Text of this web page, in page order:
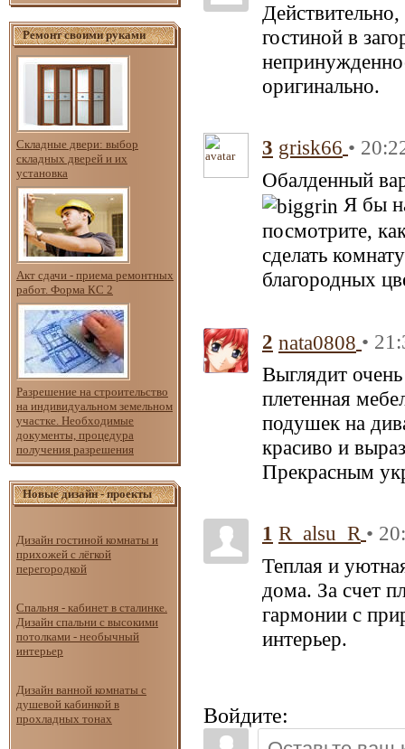
Ремонт своими руками
Складные двери: выбор
складных дверей и их
установка
Акт сдачи - приема ремонтных
работ. Форма КС 2
Разрешение на строительство
на индивидуальном земельном
участке. Необходимые
документы, процедура
получения разрешения
Новые дизайн - проекты
Дизайн гостиной комнаты и
прихожей с лёгкой
перегородкой
Спальня - кабинет в сталинке.
Дизайн спальни с высокими
потолками - необычный
интерьер
Дизайн ванной комнаты с
душевой кабинкой в
прохладных тонах
гостиной в
оригинально.
3 grisk66 •
Обалденный
Я бы
посмотрите,
сделать
благородных
2 nata0808 •
Выглядит
плетенная
подушек на
красиво и
Прекрасным
1 R_alsu_R •
Теплая и
дома. За счет
гармонии с
интерьер.
Войдите: